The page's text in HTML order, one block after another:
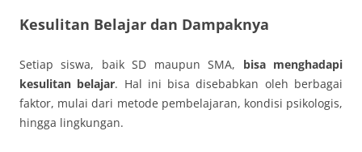
Kesulitan Belajar dan Dampaknya
Setiap siswa, baik SD maupun SMA, bisa menghadapi
kesulitan belajar. Hal ini bisa disebabkan oleh berbagai
faktor, mulai dari metode pembelajaran, kondisi psikologis,
hingga lingkungan.